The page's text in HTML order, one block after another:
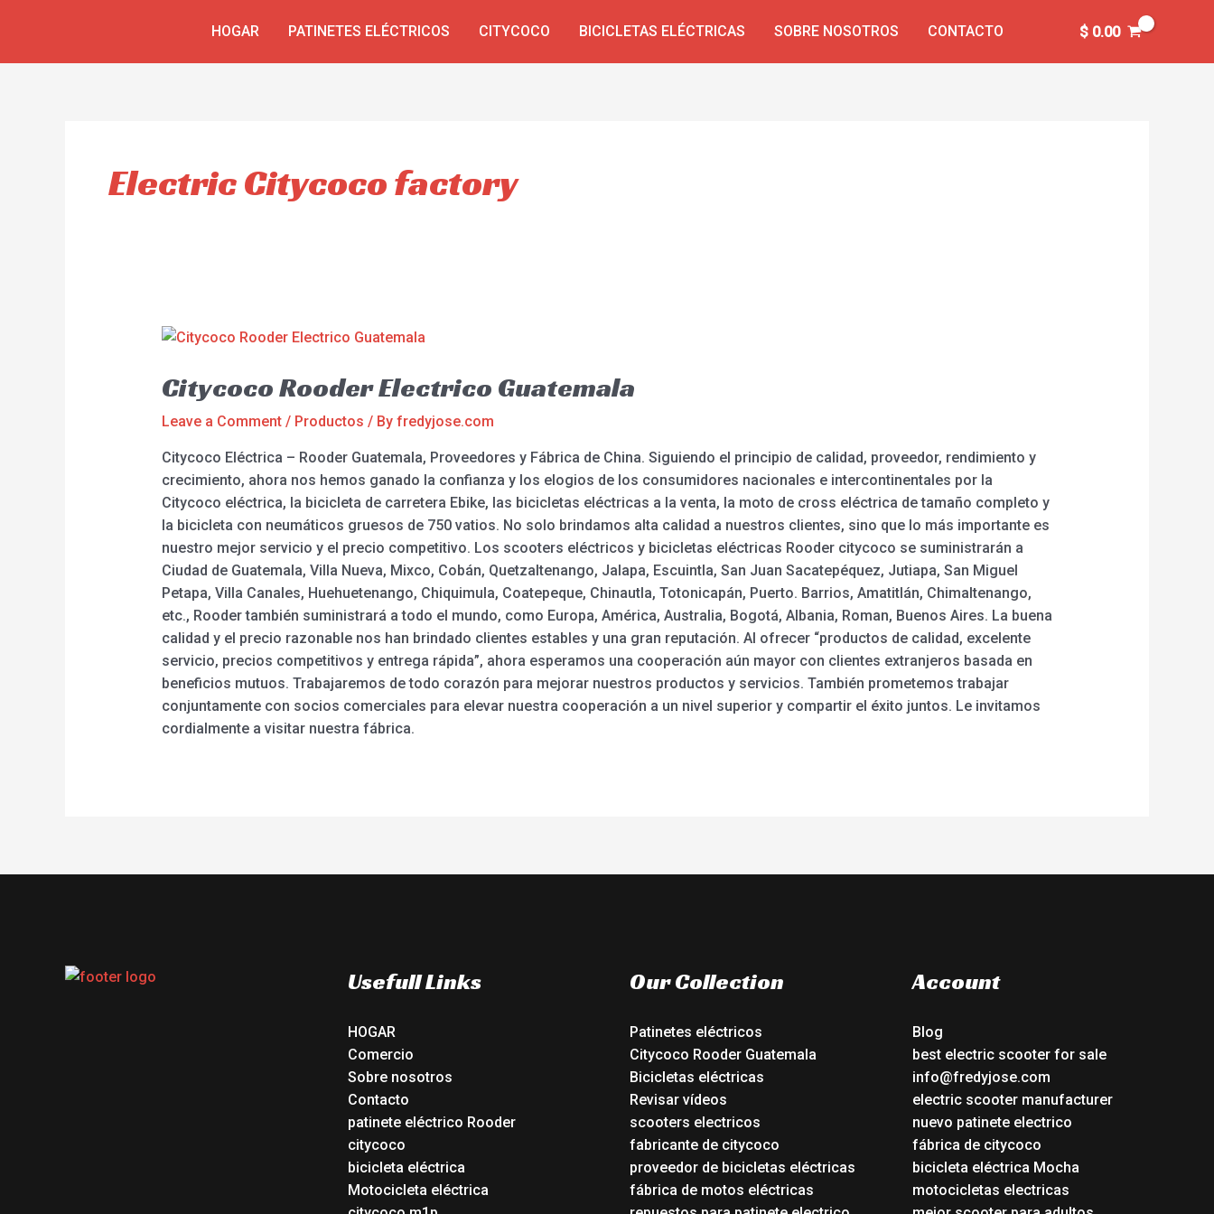
HOGAR PATINETES ELÉCTRICOS CITYCOCO BICICLETAS ELÉCTRICAS SOBRE NOSOTROS CONTACTO $0.00
Electric Citycoco factory
Citycoco Rooder Electrico Guatemala
Leave a Comment / Productos / By fredyjose.com
Citycoco Eléctrica – Rooder Guatemala, Proveedores y Fábrica de China. Siguiendo el principio de calidad, proveedor, rendimiento y
crecimiento, ahora nos hemos ganado la confianza y los elogios de los consumidores nacionales e intercontinentales por la
Citycoco eléctrica, la bicicleta de carretera Ebike, las bicicletas eléctricas a la venta, la moto de cross eléctrica de tamaño completo y
la bicicleta con neumáticos gruesos de 750 vatios. No solo brindamos alta calidad a nuestros clientes, sino que lo más importante es
nuestro mejor servicio y el precio competitivo. Los scooters eléctricos y bicicletas eléctricas Rooder citycoco se suministrarán a
Ciudad de Guatemala, Villa Nueva, Mixco, Cobán, Quetzaltenango, Jalapa, Escuintla, San Juan Sacatepéquez, Jutiapa, San Miguel
Petapa, Villa Canales, Huehuetenango, Chiquimula, Coatepeque, Chinautla, Totonicapán, Puerto. Barrios, Amatitlán, Chimaltenango,
etc., Rooder también suministrará a todo el mundo, como Europa, América, Australia, Bogotá, Albania, Roman, Buenos Aires. La buena
calidad y el precio razonable nos han brindado clientes estables y una gran reputación. Al ofrecer “productos de calidad, excelente
servicio, precios competitivos y entrega rápida”, ahora esperamos una cooperación aún mayor con clientes extranjeros basada en
beneficios mutuos. Trabajaremos de todo corazón para mejorar nuestros productos y servicios. También prometemos trabajar
conjuntamente con socios comerciales para elevar nuestra cooperación a un nivel superior y compartir el éxito juntos. Le invitamos
cordialmente a visitar nuestra fábrica.
Usefull Links
HOGAR
Comercio
Sobre nosotros
Contacto
patinete eléctrico Rooder
citycoco
bicicleta eléctrica
Motocicleta eléctrica
Our Collection
Patinetes eléctricos
Citycoco Rooder Guatemala
Bicicletas eléctricas
Revisar vídeos
scooters electricos
fabricante de citycoco
proveedor de bicicletas eléctricas
fábrica de motos eléctricas
Account
Blog
best electric scooter for sale
info@fredyjose.com
electric scooter manufacturer
nuevo patinete electrico
fábrica de citycoco
bicicleta eléctrica Mocha
motocicletas electricas